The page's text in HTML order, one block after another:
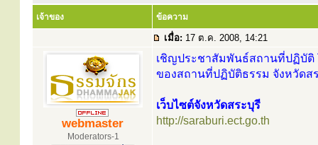
เจ้าของ ข้อความ
เมื่อ: 17 ต.ค. 2008, 14:21
webmaster
Moderators-1
เชิญประชาสัมพันธ์สถานที่ปฏิบัติ
ของสถานที่ปฏิบัติธรรม จังหวัดส
เว็บไซต์จังหวัดสระบุรี
http://saraburi.ect.go.th